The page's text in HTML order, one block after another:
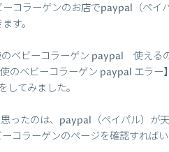
コラーゲンのお店でpaypal（ペイ
す。
のベビーコラーゲン paypal 使える
ベビーコラーゲン paypal エラー
てみました。
ったのは、paypal（ペイパル）が
コラーゲンのページを確認すれば